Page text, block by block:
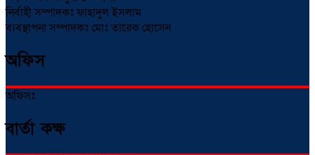
নির্বাহী সম্পাদকঃ ফাহাদুল ইসলাম
ব্যবস্থাপনা সম্পাদকঃ মোঃ তারেক হোসেন
অফিস
অফিসঃ
বার্তা কক্ষ